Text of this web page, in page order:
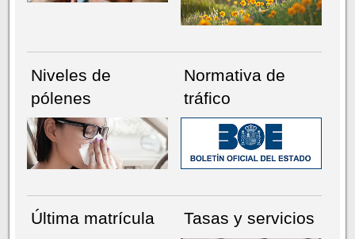
Niveles de
pólenes
Normativa de
tráfico
Última matrícula
Tasas y servicios